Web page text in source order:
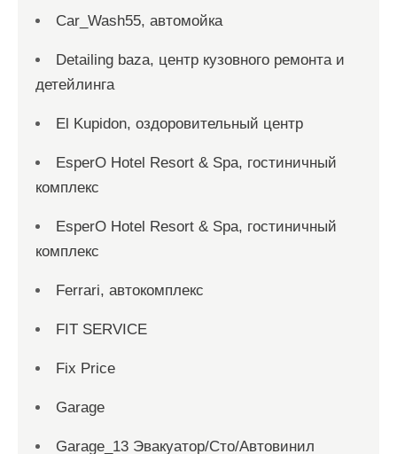
Car_Wash55, автомойка
Detailing baza, центр кузовного ремонта и
детейлинга
El Kupidon, оздоровительный центр
EsperO Hotel Resort & Spa, гостиничный
комплекс
EsperO Hotel Resort & Spa, гостиничный
комплекс
Ferrari, автокомплекс
FIT SERVICE
Fix Price
Garage
Garage_13 Эвакуатор/Сто/Автовинил